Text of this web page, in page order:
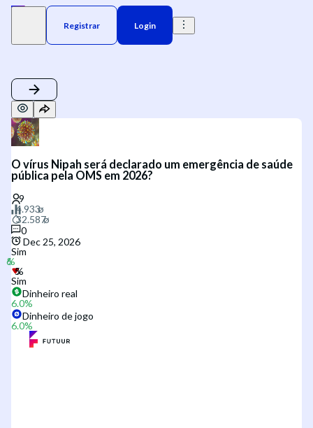
Registrar Login
O vírus Nipah será declarado um emergência de saúde
pública pela OMS em 2026?
0
Dec 25, 2026
Sim
Sim
Dinheiro real
6.0%
Dinheiro de jogo
6.0%